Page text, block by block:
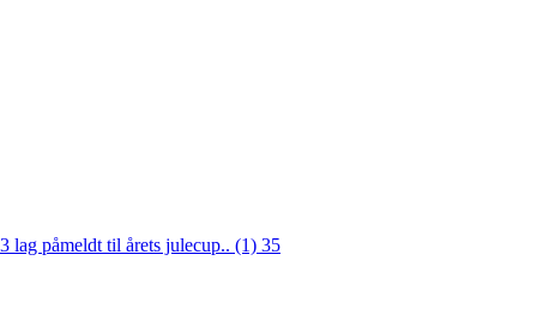
lag påmeldt til årets julecup.. (1) 35